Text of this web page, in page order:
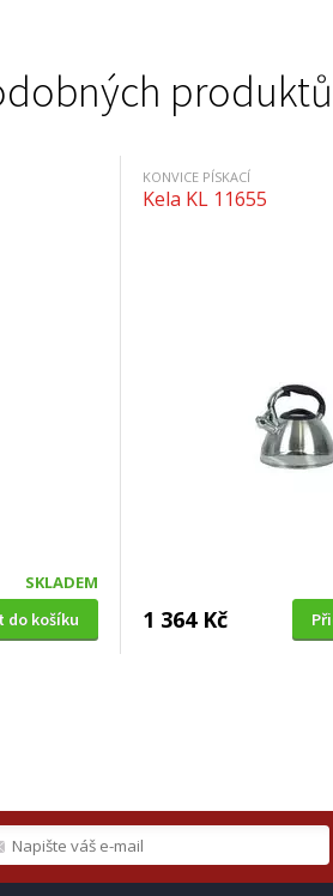
produktů
SKLADEM
do košíku
KONVICE PÍSKACÍ
Kela KL 11655
1 364 Kč